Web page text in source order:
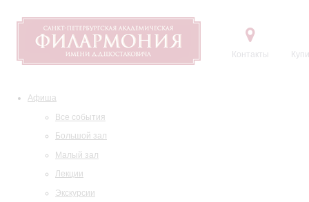
Контакты
Афиша
Все события
Большой зал
Малый зал
Лекции
Экскурсии